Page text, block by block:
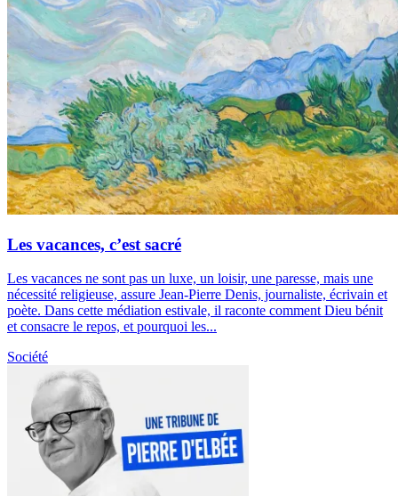
Les vacances, c’est sacré
Les vacances ne sont pas un luxe, un loisir, une paresse, mais une
nécessité religieuse, assure Jean-Pierre Denis, journaliste, écrivain et
poète. Dans cette médiation estivale, il raconte comment Dieu bénit
et consacre le repos, et pourquoi les...
Société